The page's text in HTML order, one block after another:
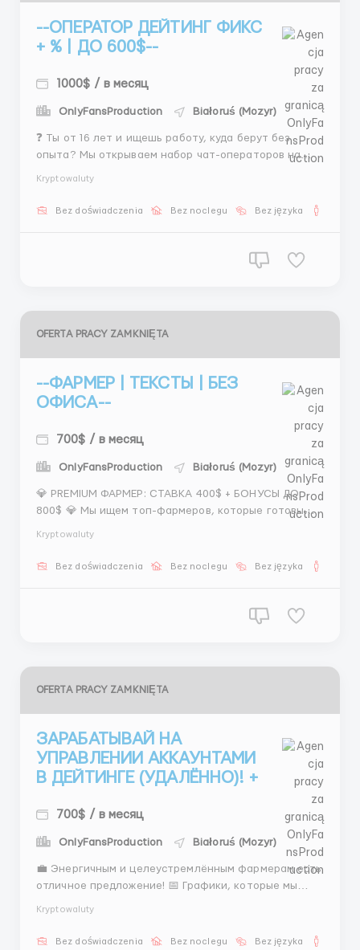
--ОПЕРАТОР ДЕЙТИНГ ФИКС
+ % | ДО 600$--
1000$ / в месяц
OnlyFansProduction Białoruś (Mozyr)
❓ Ты от 16 лет и ищешь работу, куда берут без
опыта? Мы открываем набор чат-операторов на
русского языка. ❓ Что именно делать? Всё просто:
Kryptowaluty
Bez doświadczenia Bez noclegu Bez języka
OFERTA PRACY ZAMKNIĘTA
--ФАРМЕР | ТЕКСТЫ | БЕЗ
ОФИСА--
700$ / в месяц
OnlyFansProduction Białoruś (Mozyr)
💎 PREMIUM ФАРМЕР: СТАВКА 400$ + БОНУСЫ ДО
800$ 💎 Мы ищем топ-фармеров, которые готовы
премиум-пакета: Оклад 400$ (вместо 300$) Бонус
Kryptowaluty
Bez doświadczenia Bez noclegu Bez języka
OFERTA PRACY ZAMKNIĘTA
ЗАРАБАТЫВАЙ НА
УПРАВЛЕНИИ АККАУНТАМИ
В ДЕЙТИНГЕ (УДАЛЁННО)! +
700$ / в месяц
OnlyFansProduction Białoruś (Mozyr)
💼 Энергичным и целеустремлённым фармерам есть
отличное предложение! 📅 Графики, которые мы
(вечерняя смена 15:00-23:00 или ночная 23:00-07:00)
Kryptowaluty
Bez doświadczenia Bez noclegu Bez języka